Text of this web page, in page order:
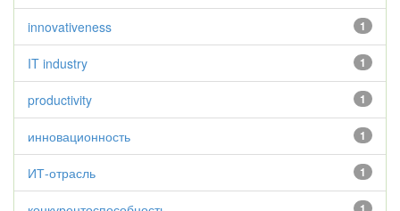
1
innovativeness
1
IT industry
1
productivity
1
инновационность
1
ИТ-отрасль